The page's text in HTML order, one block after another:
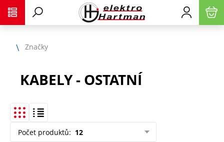
Značky
KABELY - OSTATNÍ
Počet produktů: 12